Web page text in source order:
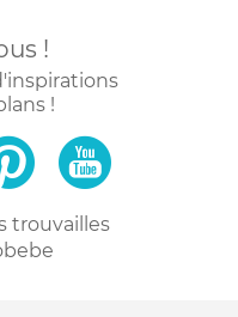
!
!
trouvailles